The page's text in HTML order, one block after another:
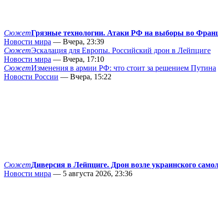
СюжетГрязные технологии. Атаки РФ на выборы во
Новости мира — Вчера, 23:39
СюжетЭскалация для Европы. Российский дрон в Лейпциге
Новости мира — Вчера, 17:10
СюжетИзменения в армии РФ: что стоит за решением Путина
Новости России — Вчера, 15:22
СюжетДиверсия в Лейпциге. Дрон возле украинского
Новости мира — 5 августа 2026, 23:36